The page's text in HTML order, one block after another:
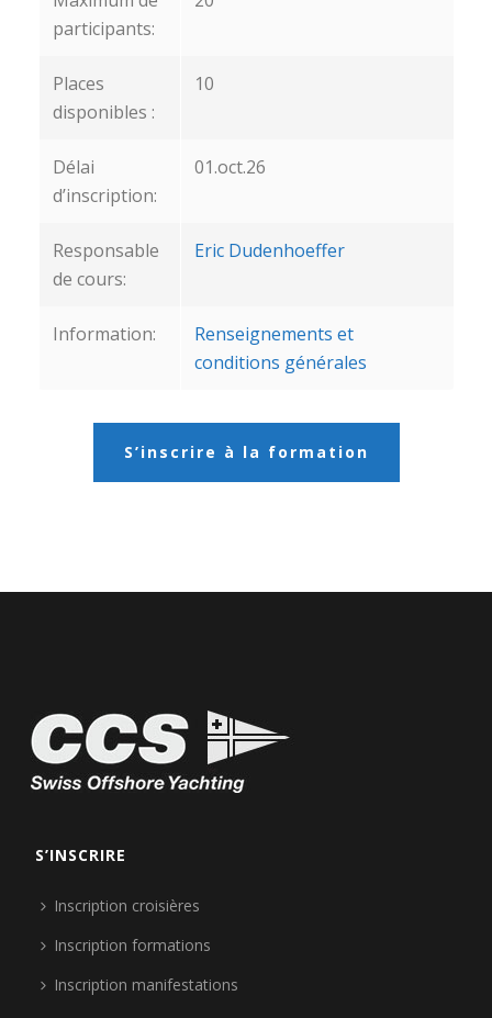
participants:
Places
disponibles :
10
Délai
d’inscription:
01.oct.26
Responsable
de cours:
Eric Dudenhoeffer
Information:
Renseignements et
conditions générales
S’inscrire à la formation
S’INSCRIRE
Inscription croisières
Inscription formations
Inscription manifestations